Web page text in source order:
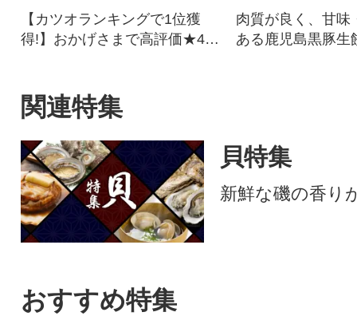
【カツオランキングで1位獲
得!】おかげさまで高評価★4.
んや柑橘だけじゃない!太平洋
でとれたかつおは高知(土佐)に
も負けない鮮度でかつお本来
の旨味を存分に楽しめます。
形や大きさは不揃いですが、
味は訳なし!人気のかつおのた
たきをどうぞご賞味くださ
い。鰹のタタキ かつおたたき
肉質が良く、甘味
ある鹿児島黒豚生
関連特集
貝特集
新鮮な磯の香り
おすすめ特集